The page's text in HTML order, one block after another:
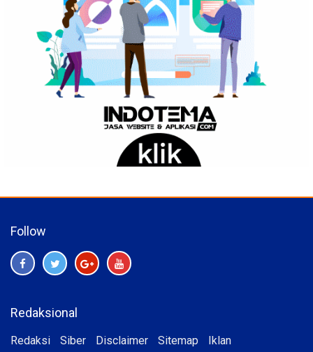
Follow
Redaksional
Redaksi Siber Disclaimer Sitemap Iklan